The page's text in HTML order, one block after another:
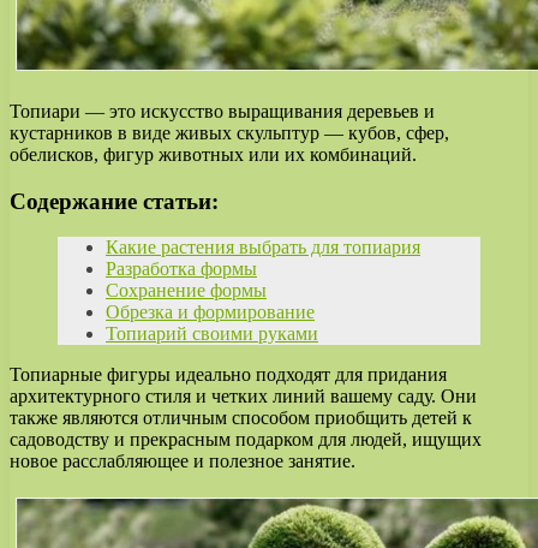
Топиари — это искусство выращивания деревьев и
кустарников в виде живых скульптур — кубов, сфер,
обелисков, фигур животных или их комбинаций.
Содержание статьи:
Какие растения выбрать для топиария
Разработка формы
Сохранение формы
Обрезка и формирование
Топиарий своими руками
Топиарные фигуры идеально подходят для придания
архитектурного стиля и четких линий вашему саду. Они
также являются отличным способом приобщить детей к
садоводству и прекрасным подарком для людей, ищущих
новое расслабляющее и полезное занятие.